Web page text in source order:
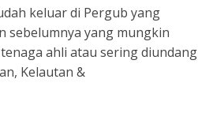
keluar di Pergub yang
sebelumnya yang mungkin
ahli atau sering diundang
Kelautan &